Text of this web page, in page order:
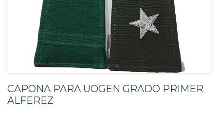
CAPONA PARA UOGEN GRADO PRIMER
ALFEREZ